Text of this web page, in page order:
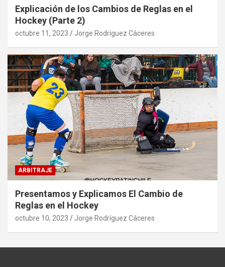
Explicación de los Cambios de Reglas en el
Hockey (Parte 2)
octubre 11, 2023 Jorge Rodríguez Cáceres
ARBITRAJE
Presentamos y Explicamos El Cambio de
Reglas en el Hockey
octubre 10, 2023 Jorge Rodríguez Cáceres